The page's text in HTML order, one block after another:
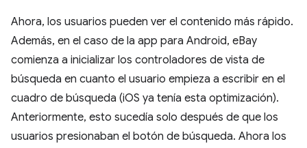
Ahora, los usuarios pueden ver el contenido más rápido.
Además, en el caso de la app para Android, eBay
comienza a inicializar los controladores de vista de
búsqueda en cuanto el usuario empieza a escribir en el
cuadro de búsqueda (iOS ya tenía esta optimización).
Anteriormente, esto sucedía solo después de que los
usuarios presionaban el botón de búsqueda. Ahora los